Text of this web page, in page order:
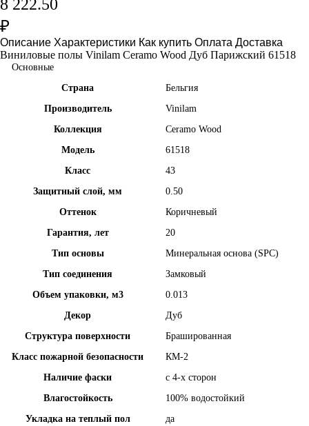
8 222.50
₽
Описание Характеристики Как купить Оплата Доставка
Виниловые полы Vinilam Ceramo Wood Дуб Парижский 61518
Основные
Страна
Бельгия
Производитель
Vinilam
Коллекция
Ceramo Wood
Модель
61518
Класс
43
Защитный слой, мм
0.50
Оттенок
Коричневый
Гарантия, лет
20
Тип основы
Минеральная основа (SPC)
Тип соединения
Замковый
Объем упаковки, м3
0.013
Декор
Дуб
Структура поверхности
Брашированная
Класс пожарной безопасности
КМ-2
Наличие фаски
с 4-х сторон
Влагостойкость
100% водостойкий
Укладка на теплый пол
да